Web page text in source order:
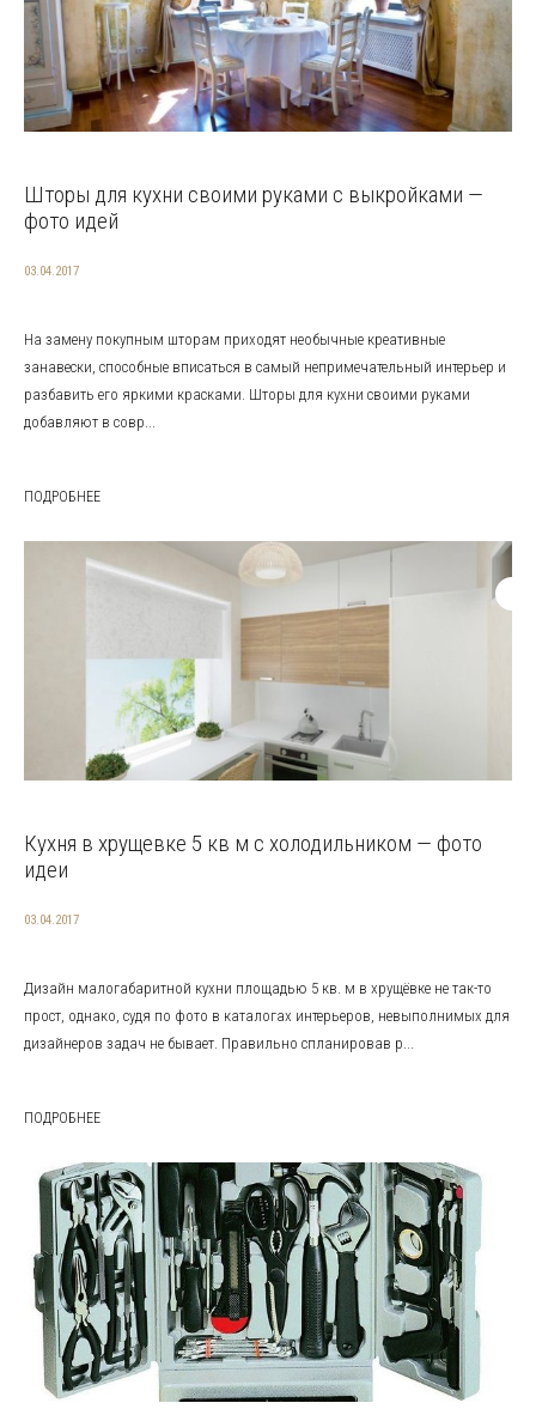
Шторы для кухни своими руками с выкройками —
фото идей
03.04.2017
На замену покупным шторам приходят необычные креативные
занавески, способные вписаться в самый непримечательный интерьер и
разбавить его яркими красками. Шторы для кухни своими руками
добавляют в совр...
ПОДРОБНЕЕ
Кухня в хрущевке 5 кв м с холодильником — фото
идеи
03.04.2017
Дизайн малогабаритной кухни площадью 5 кв. м в хрущёвке не так-то
прост, однако, судя по фото в каталогах интерьеров, невыполнимых для
дизайнеров задач не бывает. Правильно спланировав р...
ПОДРОБНЕЕ